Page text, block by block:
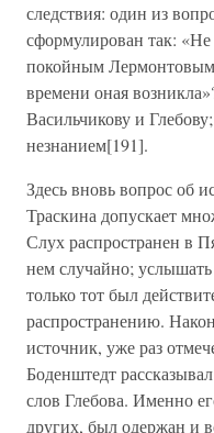
следствия: один из
сформулирован так:
покойным
времени оная
Васильчикову и
незнанием[191].
Здесь вновь вопрос об
Траскина допускает
Слух распространен в
нем случайно;
только тот был
распространению.
источник, уже раз
Боденштедт
слов Глебова. Именно
других, был одержан и